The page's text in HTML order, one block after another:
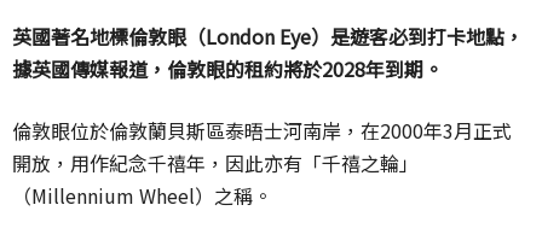
英國著名地標倫敦眼（London Eye）是遊客必到打卡地點，
據英國傳媒報道，倫敦眼的租約將於2028年到期。
倫敦眼位於倫敦蘭貝斯區泰晤士河南岸，在2000年3月正式
開放，用作紀念千禧年，因此亦有「千禧之輪」
（Millennium Wheel）之稱。